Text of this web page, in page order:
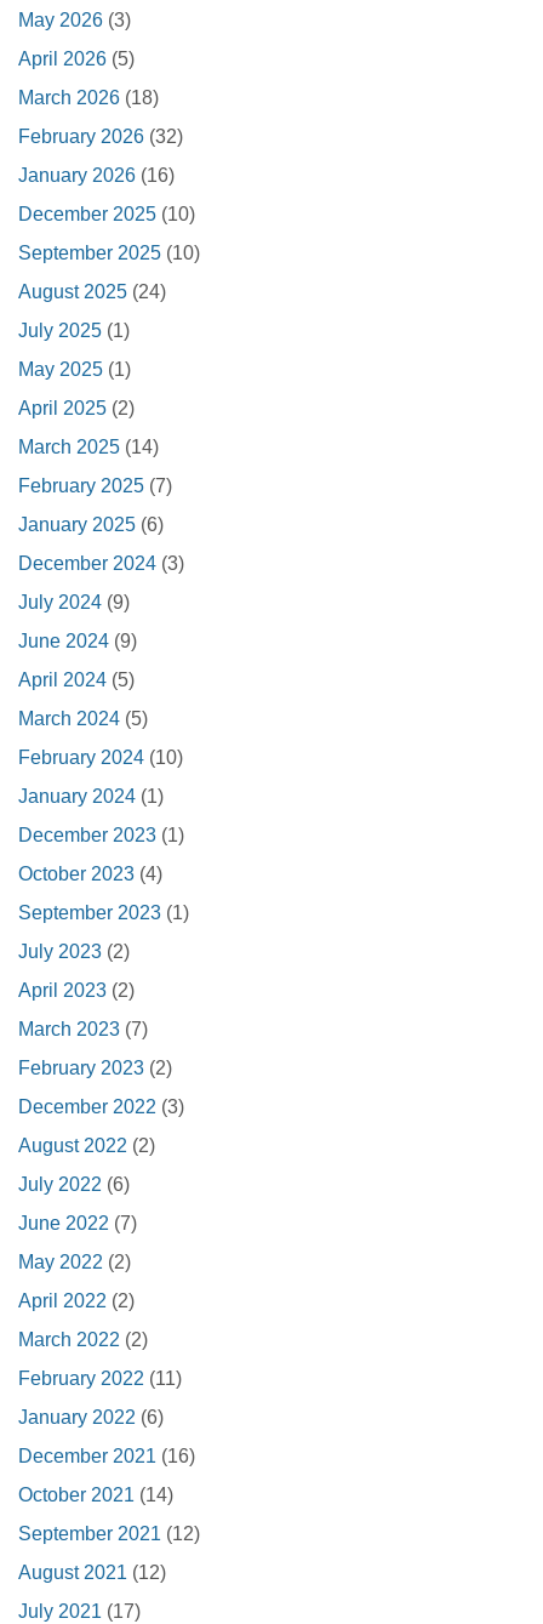
May 2026 (3)
April 2026 (5)
March 2026 (18)
February 2026 (32)
January 2026 (16)
December 2025 (10)
September 2025 (10)
August 2025 (24)
July 2025 (1)
May 2025 (1)
April 2025 (2)
March 2025 (14)
February 2025 (7)
January 2025 (6)
December 2024 (3)
July 2024 (9)
June 2024 (9)
April 2024 (5)
March 2024 (5)
February 2024 (10)
January 2024 (1)
December 2023 (1)
October 2023 (4)
September 2023 (1)
July 2023 (2)
April 2023 (2)
March 2023 (7)
February 2023 (2)
December 2022 (3)
August 2022 (2)
July 2022 (6)
June 2022 (7)
May 2022 (2)
April 2022 (2)
March 2022 (2)
February 2022 (11)
January 2022 (6)
December 2021 (16)
October 2021 (14)
September 2021 (12)
August 2021 (12)
July 2021 (17)